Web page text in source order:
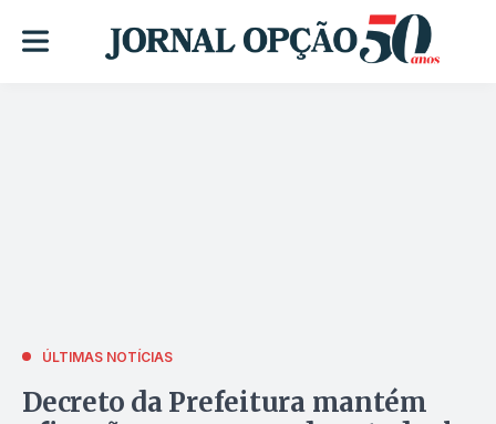
ÚLTIMAS NOTÍCIAS
Decreto da Prefeitura mantém